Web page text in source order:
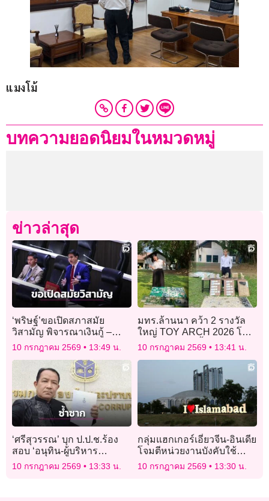
แมงโม้
บทความยอดนิยมในหมวดหมู่
ข่าวล่าสุด
‘พริษฐ์’ขอเปิดสภาสมัย
วิสามัญ พิจารณาเงินกู้ –
กฎหมายอากาศสะอาด
10 กรกฎาคม 2569 13:49 น.
มทร.ล้านนา คว้า 2 รางวัล
ใหญ่ TOY ARCH 2026 โชว์
ไอเดียสถาปัตย์ฟื้นป่า-สร้าง
เมืองสีเขียว
10 กรกฎาคม 2569 13:41 น.
‘ศรีสุวรรณ’ บุก ป.ป.ช.ร้อง
สอบ ‘อนุทิน-ผู้บริหาร
รฟม.’ เหตุอุโมงค์รถไฟฟ้า
สายสีม่วงชำรุดซ้ำซาก
10 กรกฎาคม 2569 13:33 น.
กลุ่มแฮกเกอร์เอี่ยวจีน-อินเดีย
โจมตีหน่วยงานบังคับใช้
กฎหมายของปากีสถาน
10 กรกฎาคม 2569 13:30 น.